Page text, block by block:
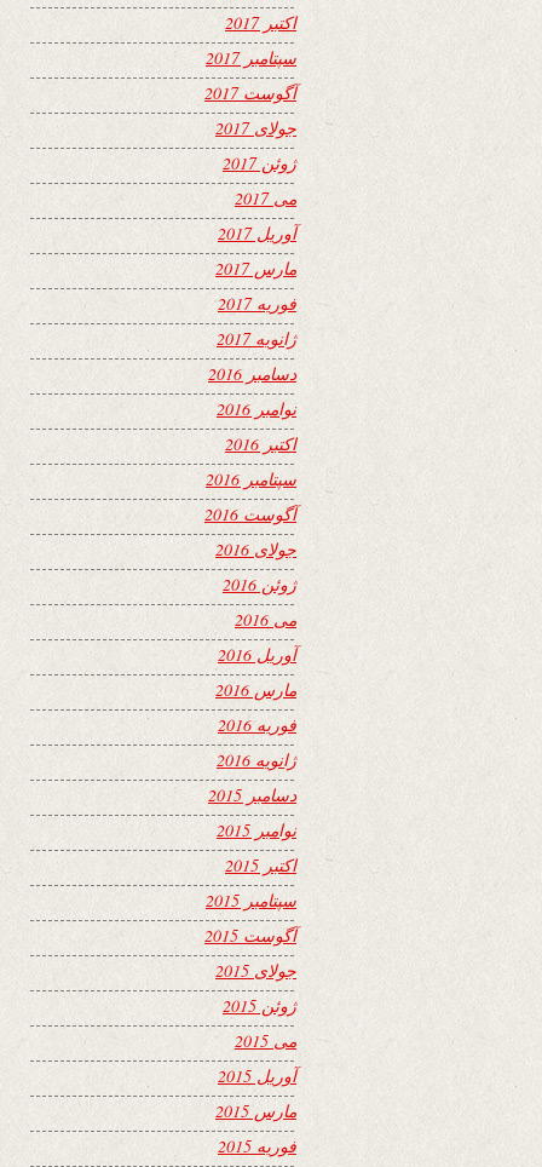
اکتبر 2017
سپتامبر 2017
آگوست 2017
جولای 2017
ژوئن 2017
می 2017
آوریل 2017
مارس 2017
فوریه 2017
ژانویه 2017
دسامبر 2016
نوامبر 2016
اکتبر 2016
سپتامبر 2016
آگوست 2016
جولای 2016
ژوئن 2016
می 2016
آوریل 2016
مارس 2016
فوریه 2016
ژانویه 2016
دسامبر 2015
نوامبر 2015
اکتبر 2015
سپتامبر 2015
آگوست 2015
جولای 2015
ژوئن 2015
می 2015
آوریل 2015
مارس 2015
فوریه 2015